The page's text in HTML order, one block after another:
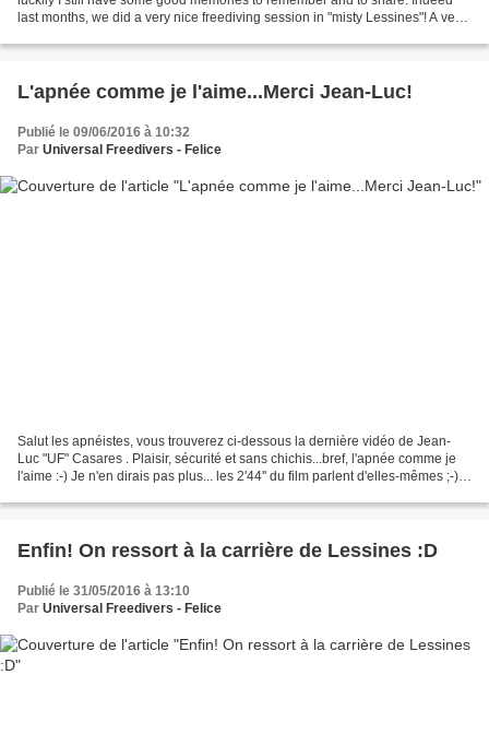
last months, we did a very nice freediving session in "misty Lessines"! A very
L'apnée comme je l'aime...Merci Jean-Luc!
Publié le 09/06/2016 à 10:32
Par Universal Freedivers - Felice
Salut les apnéistes, vous trouverez ci-dessous la dernière vidéo de Jean-
Luc "UF" Casares . Plaisir, sécurité et sans chichis...bref, l'apnée comme je
l'aime :-) Je n'en dirais pas plus... les 2'44'' du film parlent d'elles-mêmes ;-).
Enfin! On ressort à la carrière de Lessines :D
Publié le 31/05/2016 à 13:10
Par Universal Freedivers - Felice